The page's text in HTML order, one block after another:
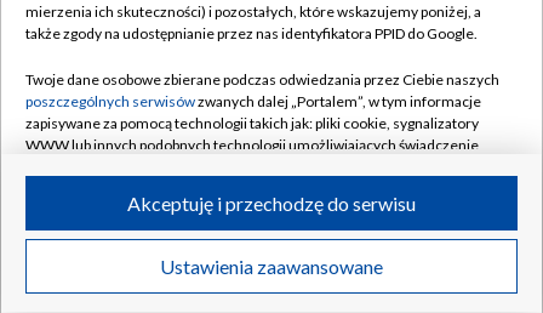
Naziemna Telewizja Cyfrowa
Rada Programowa
System NOS
Informacje o nadawcy
Program dla prasy
Ogłoszenie przetargowe
Pomoc
Kontakt
Kanały
©2026 Telewizja Polska S.A. w likwidacji
mierzenia ich skuteczności) i pozostałych, które wskazujemy poniżej, a
także zgody na udostępnianie przez nas identyfikatora PPID do Google.
Twoje dane osobowe zbierane podczas odwiedzania przez Ciebie naszych
poszczególnych serwisówzwanych dalej „Portalem”, w tym informacje
zapisywane za pomocą technologii takich jak: pliki cookie, sygnalizatory
WWW lub innych podobnych technologii umożliwiających świadczenie
ruchu w Internecie.
Twoje dane osobowe zbierane podczas odwiedzania przez Ciebie
poszczególnych serwisówna Portalu, takie jak adresy IP, identyfikatory
Ustawienia zaawansowane
Akceptuję i przechodzę do serwisu